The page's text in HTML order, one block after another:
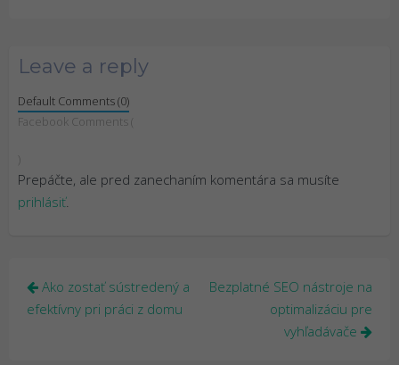
Leave a reply
Default Comments (0)
Facebook Comments (
)
Prepáčte, ale pred zanechaním komentára sa musíte
prihlásiť.
Navigácia
v
Ako zostať sústredený a
efektívny pri práci z domu
Bezplatné SEO nástroje na
optimalizáciu pre
vyhľadávače